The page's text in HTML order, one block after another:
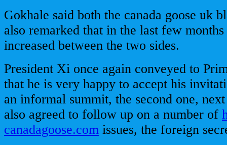
Gokhale said both the canada goose uk
also remarked that in the last few
increased between the two sides.
President Xi once again conveyed to
that he is very happy to accept his
an informal summit, the second one,
also agreed to follow up on a number of
canadagoose.com issues, the foreign